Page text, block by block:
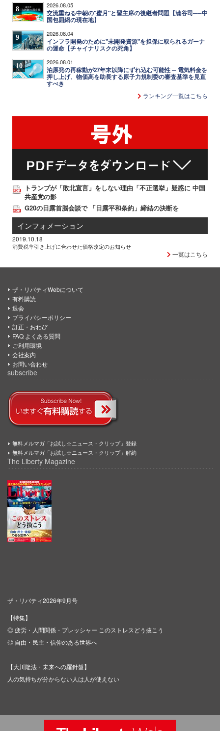
8 2026.08.05
交流重ねる中朝の"蜜月"と習主席の後継者問題【澁谷司──中
国包囲網の現在地】
9 2026.08.04
インフラ開発のために"未開発資源"を担保に取られるガーナ
の運命【チャイナリスクの死角】
10 2026.08.01
泊原発の再稼動が27年末以降にずれ込む可能性 ─ 電気料金を
押し上げ、物価高を助長する原子力規制委の審査基準を見直
すべき
ランキング一覧はこちら
トランプが「敗北宣言」をしない理由「不正選挙」疑惑に 中国
共産党の影
G20の日露首脳会談で 「日露平和条約」締結の決断を
インフォメーション
2019.10.18
消費税率引き上げに合わせた価格改定のお知らせ
一覧はこちら
ザ・リバティWebについて
有料購読
退会
プライバシーポリシー
訂正・おわび
FAQ よくある質問
ご利用環境
会社案内
お問い合わせ
subscribe
無料メルマガ「お試し☆ニュース・クリップ」登録
無料メルマガ「お試し☆ニュース・クリップ」解約
The Liberty Magazine
ザ・リバティ2026年9月号
【特集】
◎ 疲労・人間関係・プレッシャー このストレスどう抜こう
◎ 自由・民主・信仰のある世界へ
【大川隆法・未来への羅針盤】
人の気持ちが分からない人は人が使えない